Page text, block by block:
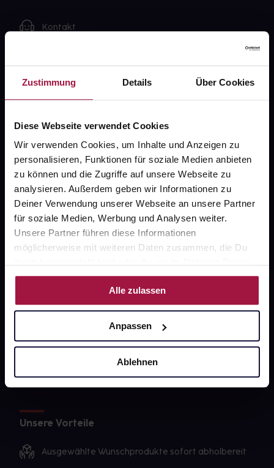
Zustimmung Details Über Cookies
Diese Webseite verwendet Cookies
Wir verwenden Cookies, um Inhalte und Anzeigen zu
personalisieren, Funktionen für soziale Medien anbieten
zu können und die Zugriffe auf unsere Webseite zu
analysieren. Außerdem geben wir Informationen zu
Deiner Verwendung unserer Webseite an unsere Partner
für soziale Medien, Werbung und Analysen weiter.
Unsere Partner führen diese Informationen
möglicherweise mit weiteren Daten zusammen, die Du
Nutzung der Dienste gesammelt haben.
Alle zulassen
Anpassen
Ablehnen
Kontakt
Widerrufsformular
gesund.de
Über uns
Karriere
Newsletter
Barrierefreiheitserklärung
Sanitätshäuser
AGB
Impressum
Unsere Vorteile
Ausgewählte Wunschprodukte sofort abholbereit